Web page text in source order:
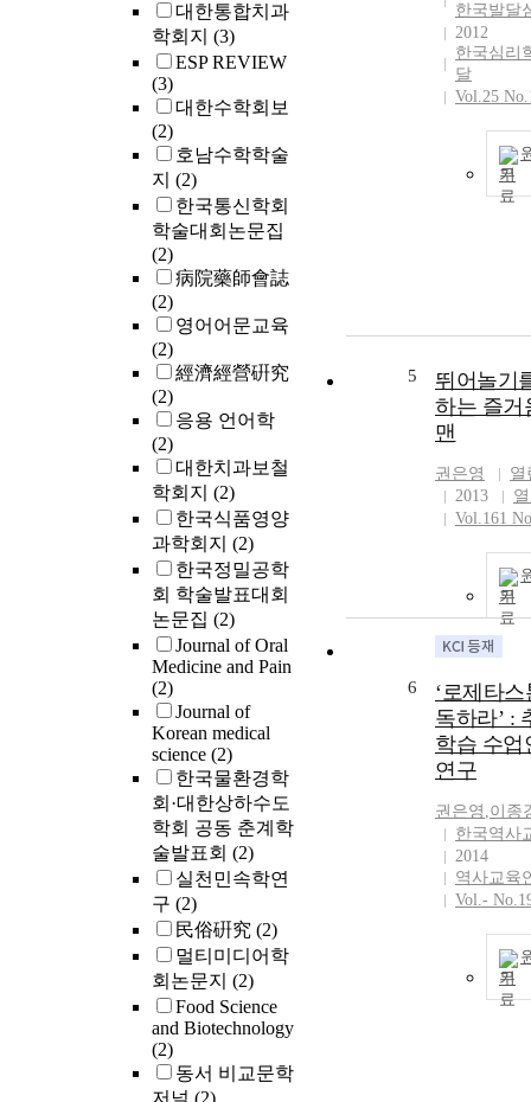
대한통합치과
학회지 (3)
ESP REVIEW
(3)
대한수학회보
(2)
호남수학학술
지 (2)
한국통신학회
학술대회논문집
(2)
病院藥師會誌
(2)
영어어문교육
(2)
經濟經營硏究
(2)
응용 언어학
(2)
대한치과보철
학회지 (2)
한국식품영양
과학회지 (2)
한국정밀공학
회 학술발표대회
논문집 (2)
Journal of Oral
Medicine and Pain
(2)
Journal of
Korean medical
science (2)
한국물환경학
회·대한상하수도
학회 공동 춘계학
술발표회 (2)
실천민속학연
구 (2)
民俗硏究 (2)
멀티미디어학
회논문지 (2)
Food Science
and Biotechnology
(2)
동서 비교문학
한국발달
2012
한국심리
달
Vol.25
기
5
뛰어놀기
하는 즐거
맨
권은영
열
2013
Vol.161
기
6
‘로제타
독하라’ :
학습 수업
연구
권은영 ,이종
한국역사
2014
역사교육
Vol.-
기